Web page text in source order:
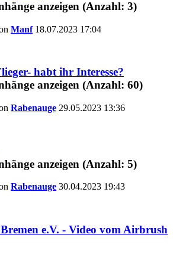
Manf18.07.2023 17:04
habt ihr Interesse?
Rabenauge 29.05.2023 13:36
Rabenauge 30.04.2023 19:43
e.V. - Video vom Airbrush